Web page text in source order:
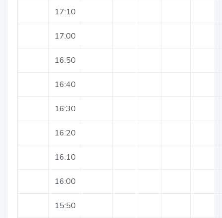
17:10
17:00
16:50
16:40
16:30
16:20
16:10
16:00
15:50